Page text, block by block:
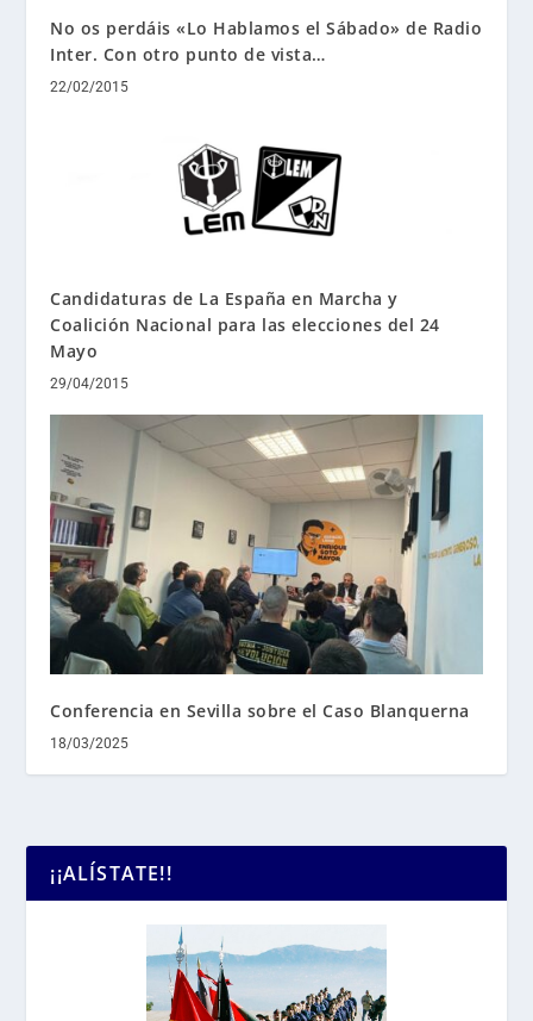
No os perdáis «Lo Hablamos el Sábado» de Radio
Inter. Con otro punto de vista…
22/02/2015
Candidaturas de La España en Marcha y
Coalición Nacional para las elecciones del 24
Mayo
29/04/2015
Conferencia en Sevilla sobre el Caso Blanquerna
18/03/2025
¡¡ALÍSTATE!!